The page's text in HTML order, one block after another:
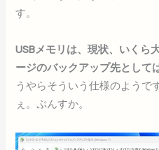
す。
USBメモリは、現状、いくら
ージのバックアップ先として
うやらそういう仕様のようで
ぇ。ぷんすか。